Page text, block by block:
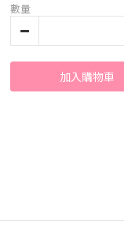
數量
加入購物車